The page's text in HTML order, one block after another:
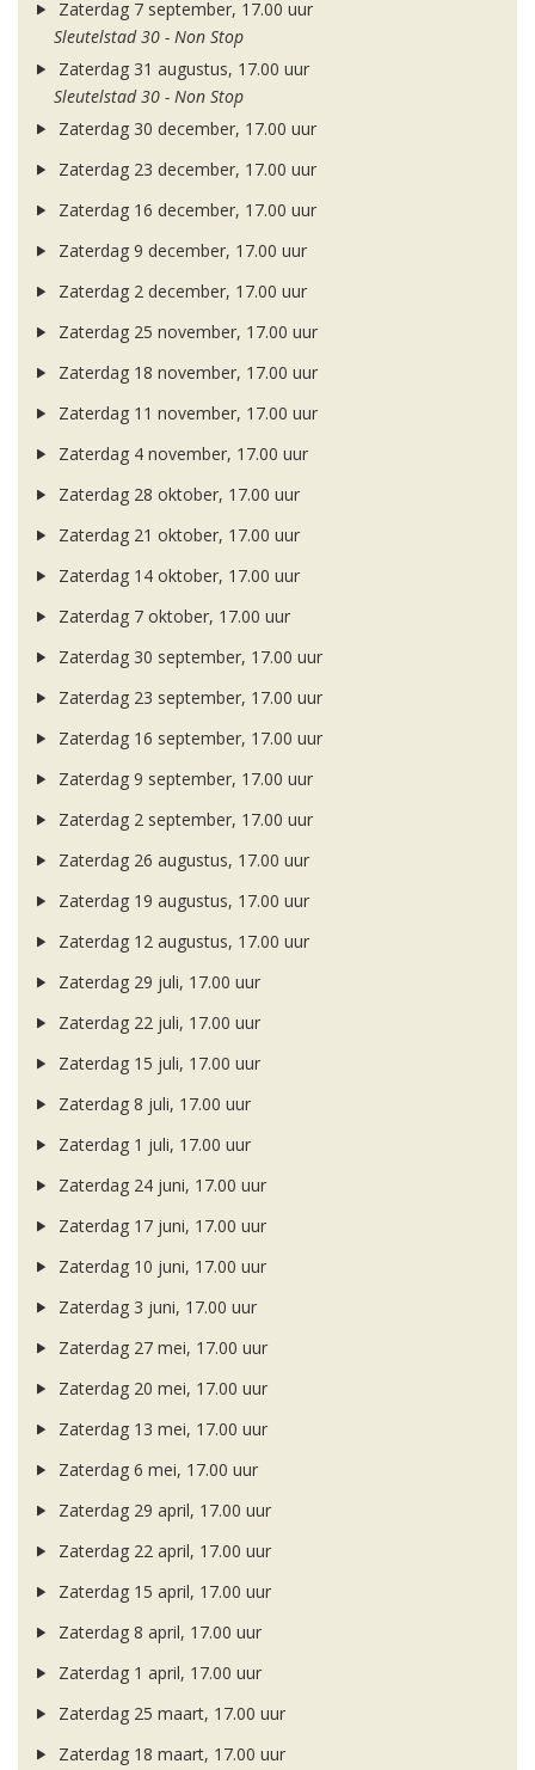
Zaterdag 7 september, 17.00 uur
Sleutelstad 30 - Non Stop
Zaterdag 31 augustus, 17.00 uur
Sleutelstad 30 - Non Stop
Zaterdag 30 december, 17.00 uur
Zaterdag 23 december, 17.00 uur
Zaterdag 16 december, 17.00 uur
Zaterdag 9 december, 17.00 uur
Zaterdag 2 december, 17.00 uur
Zaterdag 25 november, 17.00 uur
Zaterdag 18 november, 17.00 uur
Zaterdag 11 november, 17.00 uur
Zaterdag 4 november, 17.00 uur
Zaterdag 28 oktober, 17.00 uur
Zaterdag 21 oktober, 17.00 uur
Zaterdag 14 oktober, 17.00 uur
Zaterdag 7 oktober, 17.00 uur
Zaterdag 30 september, 17.00 uur
Zaterdag 23 september, 17.00 uur
Zaterdag 16 september, 17.00 uur
Zaterdag 9 september, 17.00 uur
Zaterdag 2 september, 17.00 uur
Zaterdag 26 augustus, 17.00 uur
Zaterdag 19 augustus, 17.00 uur
Zaterdag 12 augustus, 17.00 uur
Zaterdag 29 juli, 17.00 uur
Zaterdag 22 juli, 17.00 uur
Zaterdag 15 juli, 17.00 uur
Zaterdag 8 juli, 17.00 uur
Zaterdag 1 juli, 17.00 uur
Zaterdag 24 juni, 17.00 uur
Zaterdag 17 juni, 17.00 uur
Zaterdag 10 juni, 17.00 uur
Zaterdag 3 juni, 17.00 uur
Zaterdag 27 mei, 17.00 uur
Zaterdag 20 mei, 17.00 uur
Zaterdag 13 mei, 17.00 uur
Zaterdag 6 mei, 17.00 uur
Zaterdag 29 april, 17.00 uur
Zaterdag 22 april, 17.00 uur
Zaterdag 15 april, 17.00 uur
Zaterdag 8 april, 17.00 uur
Zaterdag 1 april, 17.00 uur
Zaterdag 25 maart, 17.00 uur
Zaterdag 18 maart, 17.00 uur